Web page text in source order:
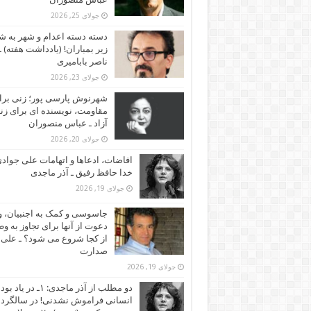
جولای 25, 2026
دسته دسته اعدام و شهر به
زیر بمباران! (یادداشت هفته)
ناصر بابامیری
جولای 23, 2026
شهرنوش پارسی پور؛ زنی
مقاومت، نویسنده ای برای
آزاد ـ عباس منصوران
جولای 20, 2026
افاضات، ادعاها و اتهامات علی
خدا حافظ رفیق ـ آذر ماجدی
جولای 19, 2026
جاسوسی و کمک به اجنبیان،
دعوت از آنها برای تجاوز به
از کجا شروع می شود؟ ـ علی
صدارت
جولای 19, 2026
دو مطلب از آذر ماجدی: ۱ـ در یاد بود
انسانی فراموش نشدنی! در سالگرد